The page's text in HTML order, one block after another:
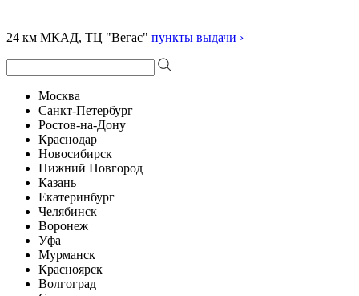
24 км МКАД, ТЦ "Вегас" пункты выдачи ›
Москва
Санкт-Петербург
Ростов-на-Дону
Краснодар
Новосибирск
Нижний Новгород
Казань
Екатеринбург
Челябинск
Воронеж
Уфа
Мурманск
Красноярск
Волгоград